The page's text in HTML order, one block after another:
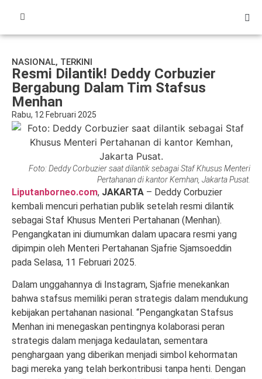
NASIONAL, TERKINI
Resmi Dilantik! Deddy Corbuzier
Bergabung Dalam Tim Stafsus
Menhan
Rabu, 12 Februari 2025
Foto: Deddy Corbuzier saat dilantik sebagai Staf Khusus Menteri
Pertahanan di kantor Kemhan, Jakarta Pusat.
Liputanborneo.com, JAKARTA – Deddy Corbuzier
kembali mencuri perhatian publik setelah resmi dilantik
sebagai Staf Khusus Menteri Pertahanan (Menhan).
Pengangkatan ini diumumkan dalam upacara resmi yang
dipimpin oleh Menteri Pertahanan Sjafrie Sjamsoeddin
pada Selasa, 11 Februari 2025.
Dalam unggahannya di Instagram, Sjafrie menekankan
bahwa stafsus memiliki peran strategis dalam mendukung
kebijakan pertahanan nasional. “Pengangkatan Stafsus
Menhan ini menegaskan pentingnya kolaborasi peran
strategis dalam menjaga kedaulatan, sementara
penghargaan yang diberikan menjadi simbol kehormatan
bagi mereka yang telah berkontribusi tanpa henti. Dengan